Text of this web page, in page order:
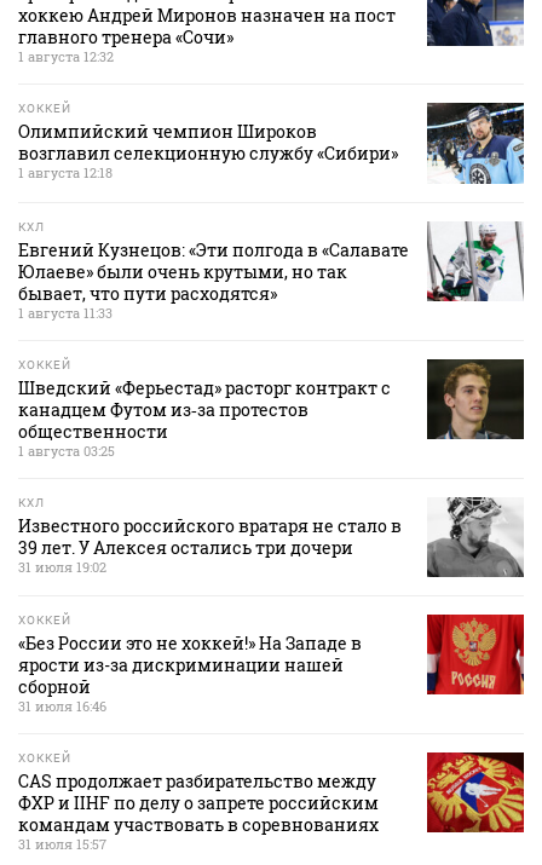
хоккею Андрей Миронов назначен на пост
главного тренера «Сочи»
1 августа 12:32
ХОККЕЙ
Олимпийский чемпион Широков
возглавил селекционную службу «Сибири»
1 августа 12:18
КХЛ
Евгений Кузнецов: «Эти полгода в «Салавате
Юлаеве» были очень крутыми, но так
бывает, что пути расходятся»
1 августа 11:33
ХОККЕЙ
Шведский «Ферьестад» расторг контракт с
канадцем Футом из‑за протестов
общественности
1 августа 03:25
КХЛ
Известного российского вратаря не стало в
39 лет. У Алексея остались три дочери
31 июля 19:02
ХОККЕЙ
«Без России это не хоккей!» На Западе в
ярости из-за дискриминации нашей
сборной
31 июля 16:46
ХОККЕЙ
CAS продолжает разбирательство между
ФХР и IIHF по делу о запрете российским
командам участвовать в соревнованиях
31 июля 15:57